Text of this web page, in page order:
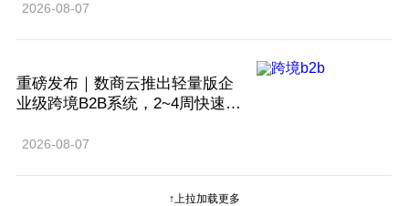
2026-08-07
重磅发布｜数商云推出轻量版企
业级跨境B2B系统，2~4周快速上
2026-08-07
↑上拉加载更多